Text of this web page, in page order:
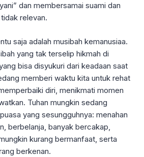
dan membersamai suami dan
relevan.
saja adalah musibah kemanusiaa.
yang tak terselip hikmah di
bisa disyukuri dari keadaan saat
memberi waktu kita untuk rehat
diri, menikmati momen
Tuhan mungkin sedang
yang sesungguhnya: menahan
berbelanja, banyak bercakap,
kurang bermanfaat, serta
berkenan.